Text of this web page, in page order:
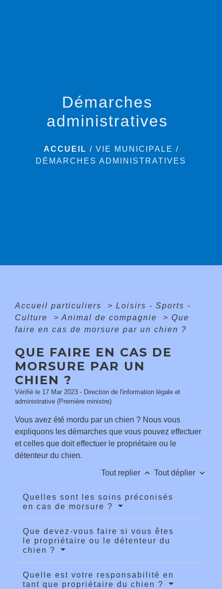
Démarches
administratives
ACCUEIL / VIE MUNICIPALE /
DÉMARCHES ADMINISTRATIVES
Accueil particuliers > Loisirs - Sports -
Culture
> Animal de compagnie > Que
faire en cas de morsure par un chien ?
QUE FAIRE EN CAS DE
MORSURE PAR UN
CHIEN ?
Vérifié le 17 Mar 2023 - Direction de l'information légale et
administrative (Première ministre)
Vous avez été mordu par un chien ? Nous vous
expliquons les démarches que vous pouvez effectuer
et celles que doit effectuer le propriétaire ou le
détenteur du chien.
Tout replier keyboard_arrow_up Tout déplier keyboard_arrow_down
Quelles sont les soins préconisés
en cas de morsure ?
Que devez-vous faire si vous êtes
le propriétaire ou le détenteur du
chien ?
Quelle est votre responsabilité en
tant que propriétaire du chien ?